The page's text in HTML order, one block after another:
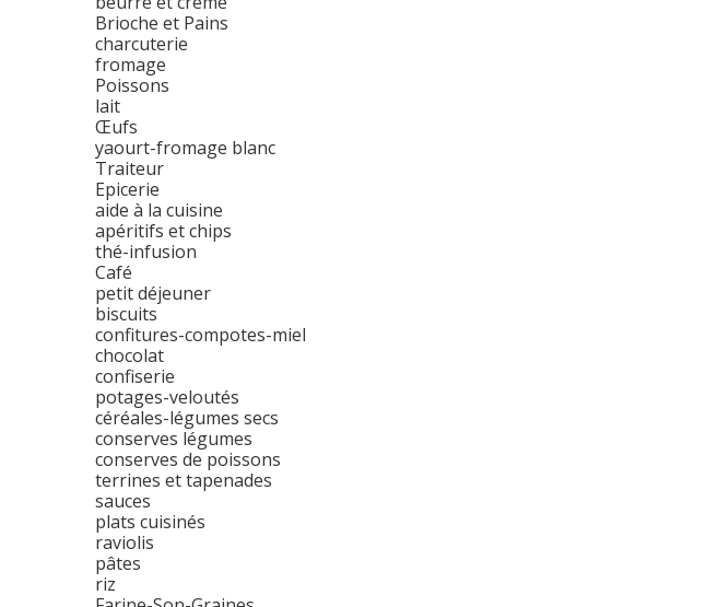
Brioche et Pains
charcuterie
fromage
Poissons
lait
Œufs
yaourt-fromage blanc
Traiteur
Epicerie
aide à la cuisine
apéritifs et chips
thé-infusion
Café
petit déjeuner
biscuits
confitures-compotes-miel
chocolat
confiserie
potages-veloutés
céréales-légumes secs
conserves légumes
conserves de poissons
terrines et tapenades
sauces
plats cuisinés
raviolis
pâtes
riz